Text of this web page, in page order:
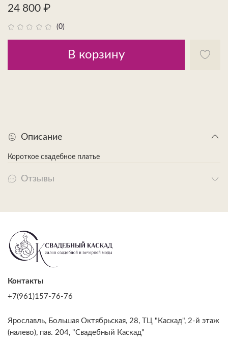
(0)
24 800 ₽
В корзину
Описание
Короткое свадебное платье
Отзывы
Контакты
+7(961)157-76-76
Ярославль, Большая Октябрьская, 28, ТЦ "Каскад", 2-й этаж
(налево), пав. 204, "Свадебный Каскад"